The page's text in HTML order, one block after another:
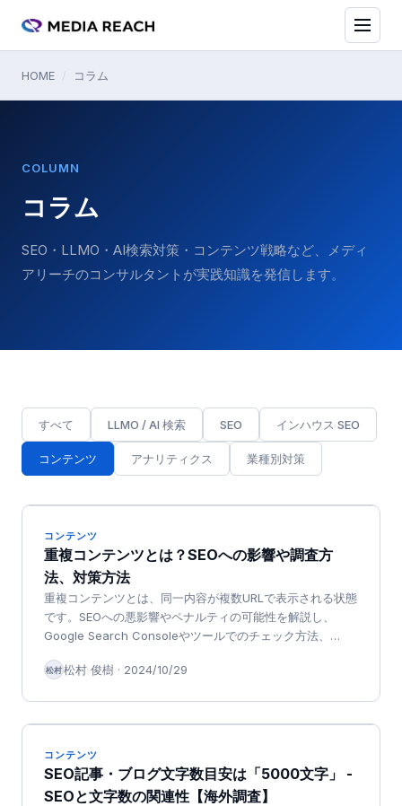
HOME コラム
COLUMN
コラム
SEO・LLMO・AI検索対策・コンテンツ戦略など、メディ
アリーチのコンサルタントが実践知識を発信します。
すべて LLMO / AI 検索 SEO インハウス SEO
コンテンツ アナリティクス 業種別対策
コンテンツ
重複コンテンツとは？SEOへの影響や調査方
法、対策方法
重複コンテンツとは、同一内容が複数URLで表示される状態
です。SEOへの悪影響やペナルティの可能性を解説し、
Google Search Consoleやツールでのチェック方法、
す。
松村松村 俊樹 · 2024/10/29
コンテンツ
SEO記事・ブログ文字数目安は「5000文字」 -
SEOと文字数の関連性【海外調査】